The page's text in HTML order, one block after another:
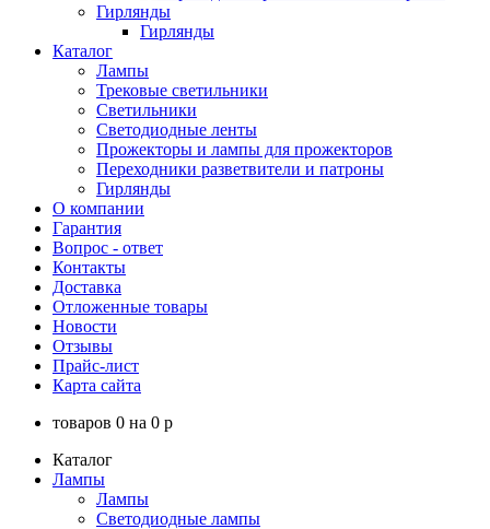
Гирлянды
Гирлянды
Каталог
Лампы
Трековые светильники
Светильники
Светодиодные ленты
Прожекторы и лампы для прожекторов
Переходники разветвители и патроны
Гирлянды
О компании
Гарантия
Вопрос - ответ
Контакты
Доставка
Отложенные товары
Новости
Отзывы
Прайс-лист
Карта сайта
товаров 0 на 0 p
Каталог
Лампы
Лампы
Светодиодные лампы